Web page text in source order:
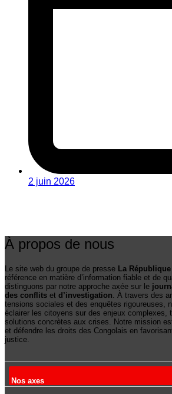
2 juin 2026
À propos de nous
Le site web du groupe de presse La République
référence en matière d’information fiable et de
distinguons par notre approche axée sur le
des conflits et d’investigation. À travers des
tensions sociales et des enquêtes rigoureuses,
éclairer les citoyens sur des enjeux complexes,
solutions concrètes aux crises. Notre mission
et défendre les droits des Congolais en
justice.
Nos axes